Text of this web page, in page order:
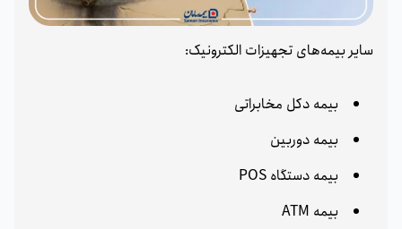
سایر بیمه‌های تجهیزات الکترونیک:
بیمه دکل مخابراتی
بیمه دوربین
بیمه دستگاه POS
بیمه ATM